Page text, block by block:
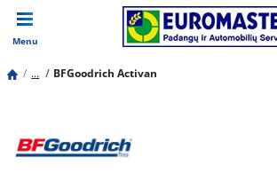
Menu
... BFGoodrich Activan